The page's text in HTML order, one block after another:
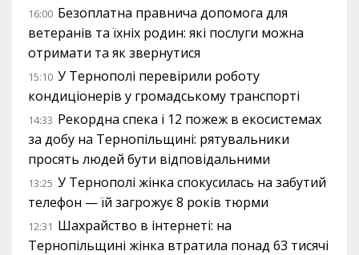
16:00 Безоплатна правнича допомога для
ветеранів та їхніх родин: які послуги можна
отримати та як звернутися
15:10 У Тернополі перевірили роботу
кондиціонерів у громадському транспорті
14:33 Рекордна спека і 12 пожеж в екосистемах
за добу на Тернопільщині: рятувальники
просять людей бути відповідальними
13:25 У Тернополі жінка спокусилась на забутий
телефон — їй загрожує 8 років тюрми
12:31 Шахрайство в інтернеті: на
Тернопільщині жінка втратила понад 63 тисячі